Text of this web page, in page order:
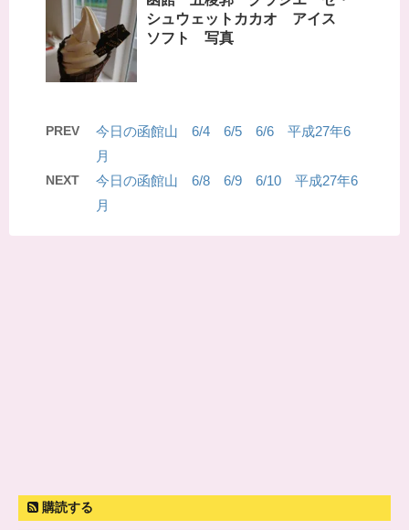
シュウェットカカオ アイス
ソフト 写真
PREV
今日の函館山 6/4 6/5 6/6 平成27年6
月
NEXT
今日の函館山 6/8 6/9 6/10 平成27年6
月
購読する